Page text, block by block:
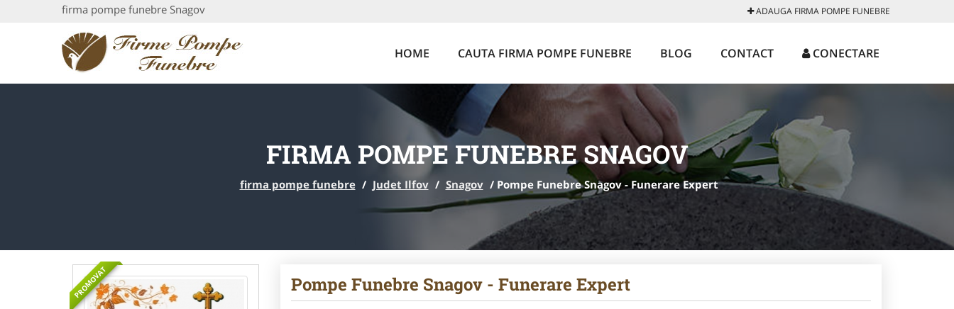
firma pompe funebre Snagov ADAUGA FIRMA POMPE FUNEBRE
HOME CAUTA FIRMA POMPE FUNEBRE BLOG CONTACT CONECTARE
FIRMA POMPE FUNEBRE SNAGOV
firma pompe funebre / Judet Ilfov / Snagov / Pompe Funebre Snagov - Funerare Expert
PROMOVAT Pompe Funebre Snagov - Funerare Expert